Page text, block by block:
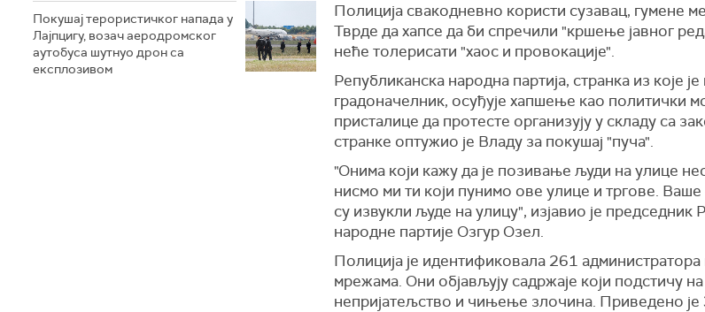
Покушај терористичког напада у
Лајпцигу, возач аеродромског
аутобуса шутнуо дрон са
експлозивом
Полиција свакодневно користи сузавац, гумене
Тврде да хапсе да би спречили "кршење јавног
неће толерисати "хаос и провокације".
Републиканска народна партија, странка из које
градоначелник, осуђује хапшење као политички
присталице да протесте организују у складу са
странке оптужио је Владу за покушај "пуча".
"Онима који кажу да је позивање људи на улице
нисмо ми ти који пунимо ове улице и тргове.
су извукли људе на улицу", изјавио је председник
народне партије Озгур Озел.
Полиција је идентификовала 261
мрежама. Они објављују садржаје који подстичу
непријатељство и чињење злочина. Приведено је